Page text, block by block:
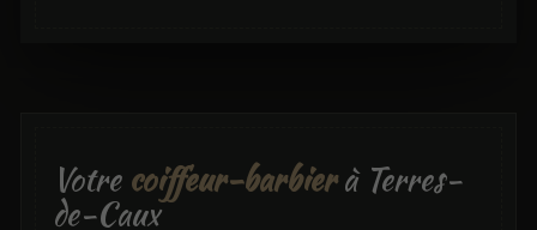
Votre coiffeur-barbierà Terres-
de-Caux